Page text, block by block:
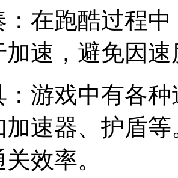
：在跑酷过程
加速，避免因
：游戏中有各
加速器、护盾
效率。